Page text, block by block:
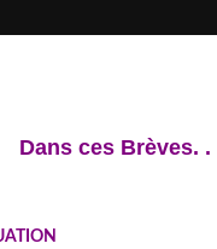
Dans ces Brèves. .